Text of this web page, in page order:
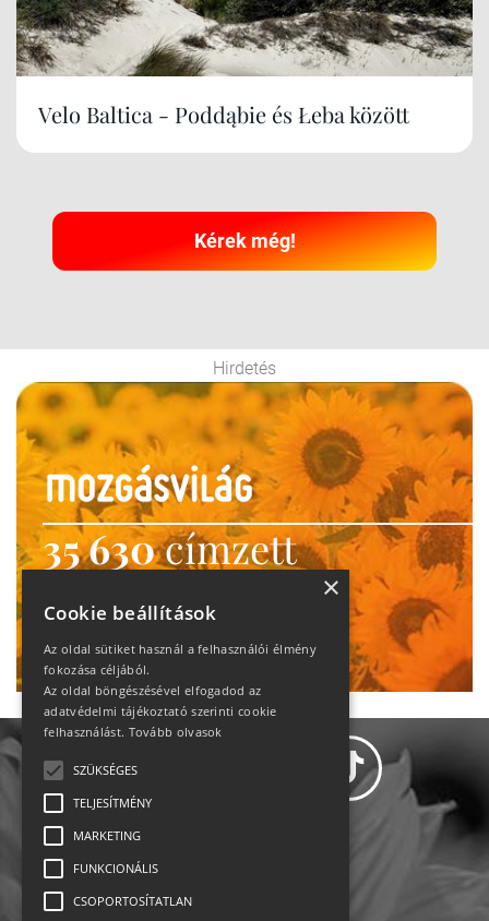
Velo Baltica - Poddąbie és Łeba között
Kérek még!
Hirdetés
35 630címzett
heti motiváció
Ne maradj le!
Állásajánlatok
×
Cookie beállítások
Az oldal sütiket használ a felhasználói élmény
fokozása céljából.
Az oldal böngészésével elfogadod az
adatvédelmi tájékoztató szerinti cookie
felhasználást. Tovább olvasok
SZÜKSÉGES
TELJESÍTMÉNY
MARKETING
FUNKCIONÁLIS
CSOPORTOSÍTATLAN